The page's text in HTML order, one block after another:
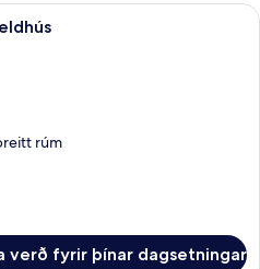
Rúmföt úr egypskri bómull, rúmföt
rúm
verð fyrir þínar dagsetningar